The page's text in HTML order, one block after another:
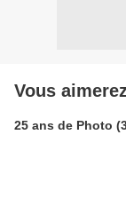
Vous
25 ans de Photo